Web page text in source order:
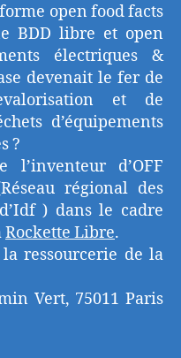
open food facts
BDD libre et open
électriques &
devenait le fer de
et de
d’équipements
?
d’OFF
régional des
) dans le cadre
Rockette Libre.
ressourcerie de la
Vert, 75011 Paris